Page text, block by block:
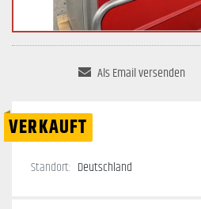
Als Email versenden
VERKAUFT
Standort: Deutschland